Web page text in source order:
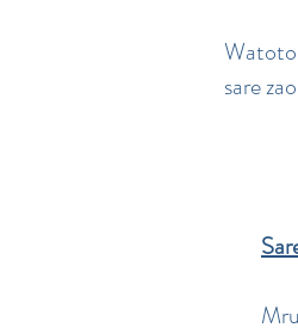
Watoto
sare